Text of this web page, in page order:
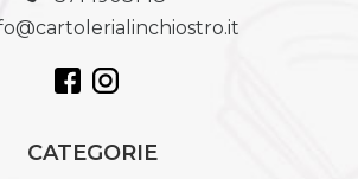
CATEGORIE